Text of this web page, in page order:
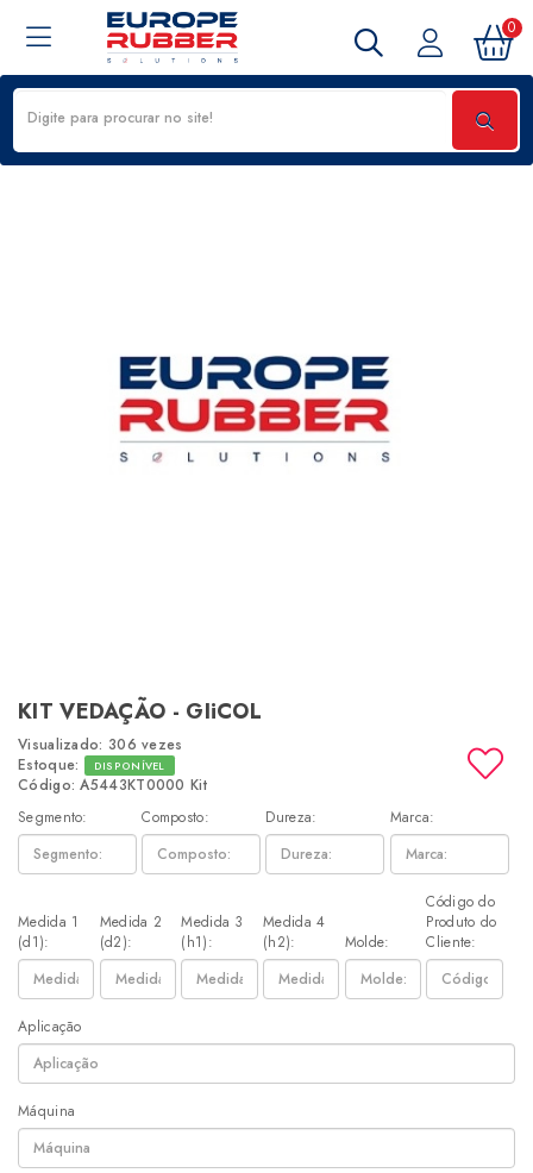
0
KIT VEDAÇÃO - GIiCOL
KIT VEDAÇÃO - GIiCOL
Visualizado: 306 vezes
Estoque:
DISPONÍVEL
Código: A5443KT0000 Kit
Segmento:
Composto: Dureza: Marca:
Medida 1
(d1):
Medida 2
(d2):
Medida 3
(h1):
Medida 4
(h2):
Molde:
Código do
Produto do
Cliente:
Aplicação
Máquina